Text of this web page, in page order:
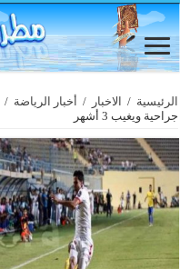
الرئيسية / الاخبار / أخبار الرياضة /
جراحية ويغيب 3 أشهر